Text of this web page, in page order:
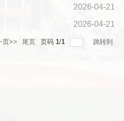
2026-04-21
2026-04-21
页>> 尾页 页码 1/1 跳转到